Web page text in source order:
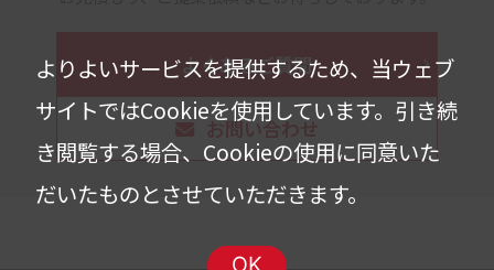
よくあるご質問
お問い合わせ
よりよいサービスを提供するため、当ウェブ
サイトではCookieを使用しています。 引き続
き閲覧する場合、Cookieの使用に同意いた
だいたものとさせていただきます。